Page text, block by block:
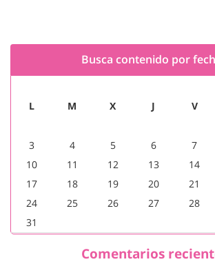
Busca contenido por
L M X J V
3
4 5 6 7
10
11 12 13 14
17
18 19 20 21
24
25 26 27 28
31
Comentarios